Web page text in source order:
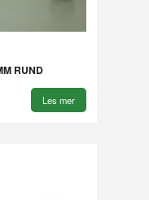
RUND
Les mer